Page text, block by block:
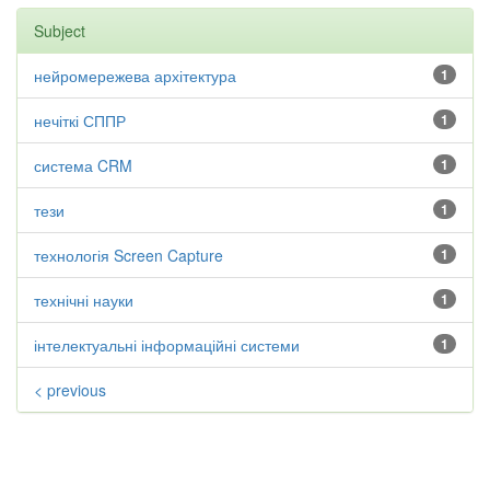
Subject
1
нейромережева архітектура
1
нечіткі СППР
1
система CRM
1
тези
1
технологія Screen Capture
1
технічні науки
1
інтелектуальні інформаційні системи
< previous